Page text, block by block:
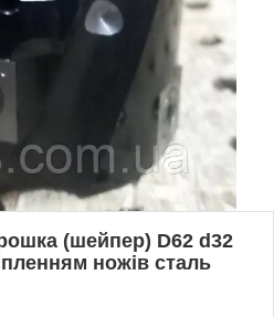
(шейпер) D62 d32
ножів сталь